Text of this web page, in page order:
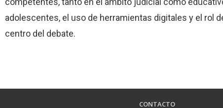
adolescentes, el uso de herramientas digitales y el rol
centro del debate.
CONTACTO